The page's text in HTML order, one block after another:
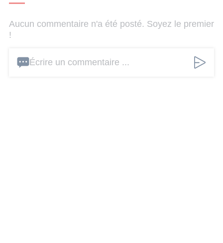
Aucun commentaire n'a été posté. Soyez le premier
!
Écrire un commentaire ...